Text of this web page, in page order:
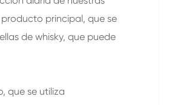
principal, que se
de whisky, que puede
que se utiliza